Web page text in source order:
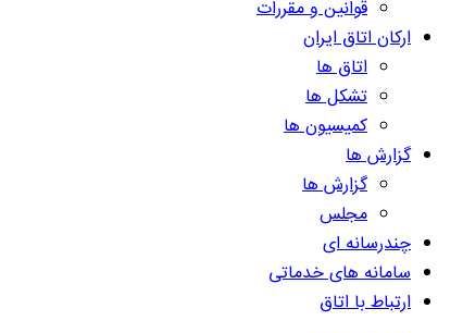
قوانین و مقررات
ارکان اتاق ایران
اتاق ها
تشکل ها
کمیسیون ها
گزارش ها
گزارش ها
مجلس
چندرسانه ای
سامانه های خدماتی
ارتباط با اتاق